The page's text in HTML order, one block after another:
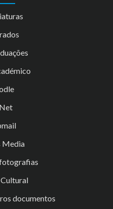
Media
documentos